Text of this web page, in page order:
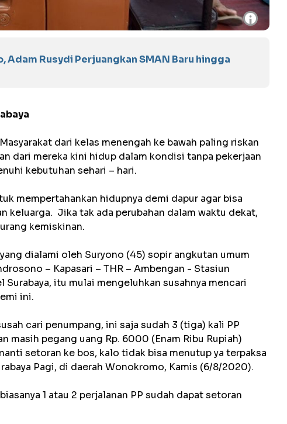
i
Adam Rusydi Perjuangkan SMAN Baru hingga
dari kelas menengah ke bawah paling riskan
dari mereka kini hidup dalam kondisi tanpa pekerjaan
kebutuhan sehari – hari.
mempertahankan hidupnya demi dapur agar bisa
keluarga. Jika tak ada perubahan dalam waktu dekat,
kemiskinan.
dialami oleh Suryono (45) sopir angkutan umum
– Kapasari – THR – Ambengan - Stasiun
itu mulai mengeluhkan susahnya mencari
ini.
cari penumpang, ini saja sudah 3 (tiga) kali PP
masih pegang uang Rp. 6000 (Enam Ribu Rupiah)
setoran ke bos, kalo tidak bisa menutup ya terpaksa
Pagi, di daerah Wonokromo, Kamis (6/8/2020).
1 atau 2 perjalanan PP sudah dapat setoran